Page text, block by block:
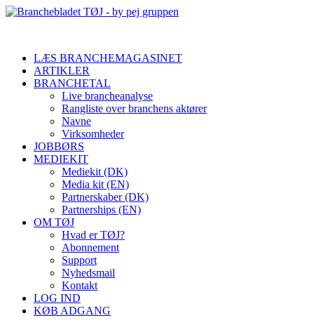
LÆS BRANCHEMAGASINET
ARTIKLER
BRANCHETAL
Live brancheanalyse
Rangliste over branchens aktører
Navne
Virksomheder
JOBBØRS
MEDIEKIT
Mediekit (DK)
Media kit (EN)
Partnerskaber (DK)
Partnerships (EN)
OM TØJ
Hvad er TØJ?
Abonnement
Support
Nyhedsmail
Kontakt
LOG IND
KØB ADGANG